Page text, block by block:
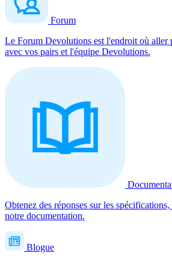
Forum
Le Forum Devolutions est l'endroit où aller
avec vos pairs et l'équipe Devolutions.
Obtenez des réponses sur les
notre documentation.
Blogue